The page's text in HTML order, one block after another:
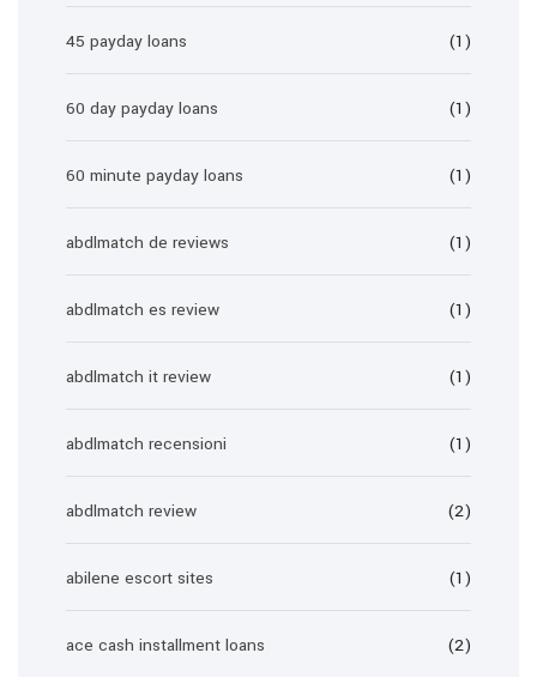
45 payday loans (1)
60 day payday loans (1)
60 minute payday loans (1)
abdlmatch de reviews (1)
abdlmatch es review (1)
abdlmatch it review (1)
abdlmatch recensioni (1)
abdlmatch review (2)
abilene escort sites (1)
ace cash installment loans (2)